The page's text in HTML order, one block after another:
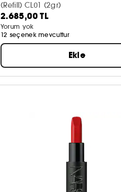
(Refill) CL01 (2gr)
2.685,00 TL
Yorum yok
12 seçenek mevcuttur
Ekle